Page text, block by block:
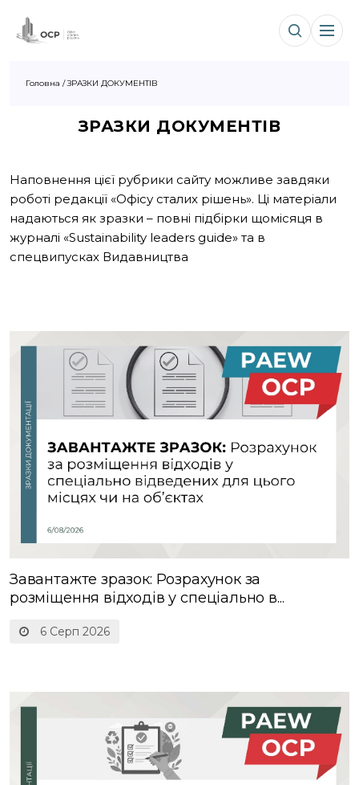
Головна /ЗРАЗКИ ДОКУМЕНТІВ
ЗРАЗКИ ДОКУМЕНТІВ
Наповнення цієї рубрики сайту можливе завдяки
роботі редакції «Офісу сталих рішень». Ці матеріали
надаються як зразки – повні підбірки щомісяця в
журналі «Sustainability leaders guide» та в
спецвипусках Видавництва
6 Серп 2026
Завантажте зразок: Розрахунок за
розміщення відходів у спеціально в...